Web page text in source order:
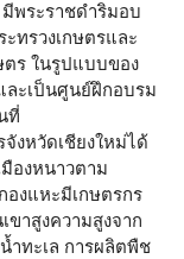
พระราชดำริมอบ
ทรวงเกษตรและ
ร ในรูปแบบของ
ะเป็นศูนย์ฝึกอบรม
ที่
งหวัดเชียงใหม่ได้
องหนาวตาม
องแหะมีเกษตรกร
ขาสูงความสูงจาก
ำทะเล การผลิตพืช